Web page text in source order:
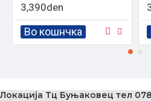
3,390den
Во кошнчка
Локација Тц Буњаковец тел